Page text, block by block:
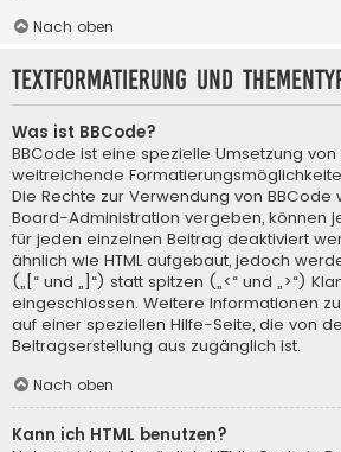
Nach oben
Textformatierung und
Was ist BBCode?
BBCode ist eine spezielle Umsetzung von
weitreichende
Die Rechte zur Verwendung von
Board-Administration vergeben, können
für jeden einzelnen Beitrag deaktiviert
ähnlich wie HTML aufgebaut, jedoch
(„[“ und „]“) statt spitzen („<“ und „>“)
eingeschlossen. Weitere Informationen
auf einer speziellen Hilfe-Seite, die von
Beitragserstellung aus zugänglich ist.
Nach oben
Kann ich HTML benutzen?